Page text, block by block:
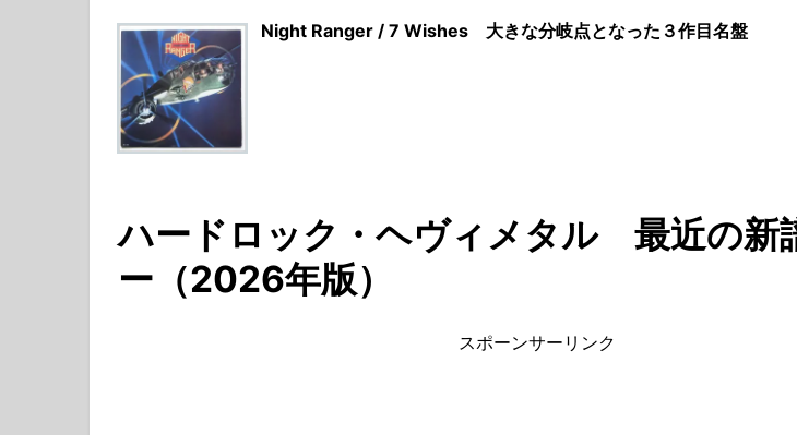
Night Ranger / 7 Wishes 大きな分岐点となった３作目名盤
ハードロック・ヘヴィメタル 最近の新
ー（2026年版）
スポーンサーリンク